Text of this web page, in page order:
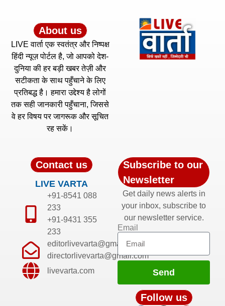
About us
LIVE वार्ता एक स्वतंत्र और निष्पक्ष
हिंदी न्यूज़ पोर्टल है, जो आपको देश-
दुनिया की हर बड़ी खबर तेज़ी और
सटीकता के साथ पहुँचाने के लिए
प्रतिबद्ध है। हमारा उद्देश्य है लोगों
तक सही जानकारी पहुँचाना, जिससे
वे हर विषय पर जागरूक और सूचित
रह सकें।
Contact us
LIVE VARTA
+91-8541 088
233
+91-9431 355
233
editorlivevarta@gmail.com
directorlivevarta@gmail.com
livevarta.com
Subscribe to our
Newsletter
Get daily news alerts in
your inbox, subscribe to
our newsletter service.
Email
Send
Follow us